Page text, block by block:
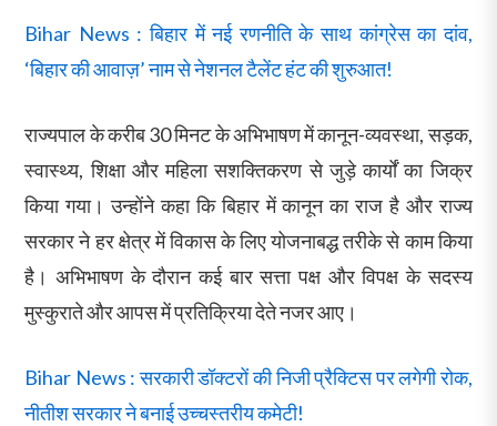
Bihar News : बिहार में नई रणनीति के साथ कांग्रेस का दांव,
‘बिहार की आवाज़’ नाम से नेशनल टैलेंट हंट की शुरुआत!
राज्यपाल के करीब 30 मिनट के अभिभाषण में कानून-व्यवस्था, सड़क,
स्वास्थ्य, शिक्षा और महिला सशक्तिकरण से जुड़े कार्यों का जिक्र
किया गया। उन्होंने कहा कि बिहार में कानून का राज है और राज्य
सरकार ने हर क्षेत्र में विकास के लिए योजनाबद्ध तरीके से काम किया
है। अभिभाषण के दौरान कई बार सत्ता पक्ष और विपक्ष के सदस्य
मुस्कुराते और आपस में प्रतिक्रिया देते नजर आए।
Bihar News : सरकारी डॉक्टरों की निजी प्रैक्टिस पर लगेगी रोक,
नीतीश सरकार ने बनाई उच्चस्तरीय कमेटी!